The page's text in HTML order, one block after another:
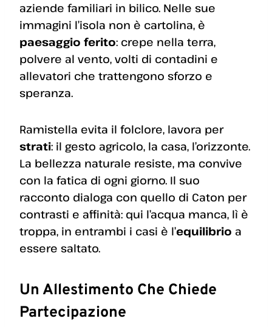
aziende familiari in bilico. Nelle sue
immagini l’isola non è cartolina, è
paesaggio ferito: crepe nella terra,
polvere al vento, volti di contadini e
allevatori che trattengono sforzo e
speranza.
Ramistella evita il folclore, lavora per
strati: il gesto agricolo, la casa, l’orizzonte.
La bellezza naturale resiste, ma convive
con la fatica di ogni giorno. Il suo
racconto dialoga con quello di Caton per
contrasti e affinità: qui l’acqua manca, lì è
troppa, in entrambi i casi è l’equilibrio a
essere saltato.
Un Allestimento Che Chiede
Partecipazione